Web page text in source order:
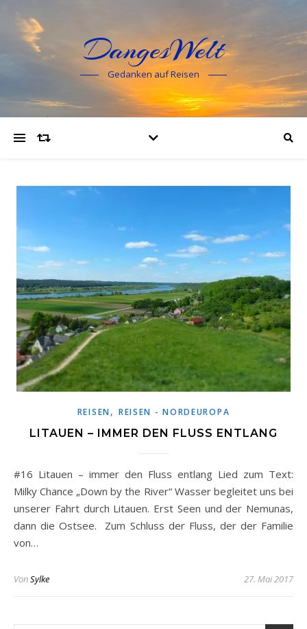
DangesWelt
Gedanken auf Reisen
REISEN, REISEN - NORDEUROPA
LITAUEN – IMMER DEN FLUSS ENTLANG
#16 Litauen – immer den Fluss entlang Lied zum Text:
Milky Chance „Down by the River“ Wasser begleitet uns bei
unserer Fahrt durch Litauen. Erst Seen und der Nemunas,
dann die Ostsee. Zum Schluss der Fluss, der der Familie
von…
VonSylke 27. Mai 2017